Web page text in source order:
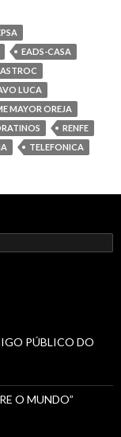
EADS-CASA
LUCA
MAYOR OREJA
RENFE
TELEFONICA
PÚBLICO DO
O MUNDO”